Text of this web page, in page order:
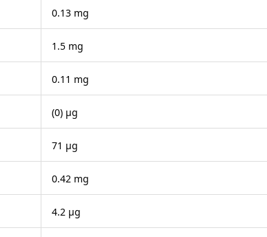
0.13 mg
1.5 mg
0.11 mg
(0) μg
71 μg
0.42 mg
4.2 μg